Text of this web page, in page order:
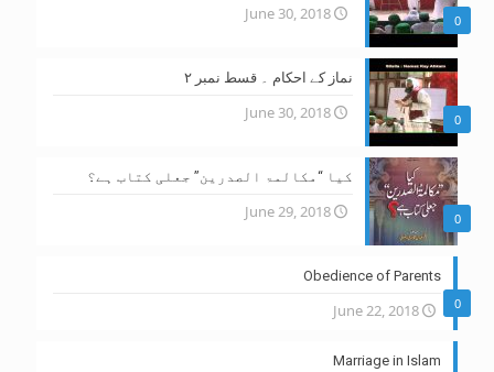
0
June 30, 2018
0
نماز کے احکام ۔ قسط نمبر ۲
June 30, 2018
0
کیا “مکالمۃ الصدرین” جعلی کتاب ہے؟
June 29, 2018
0
Obedience of Parents
June 22, 2018
Marriage in Islam